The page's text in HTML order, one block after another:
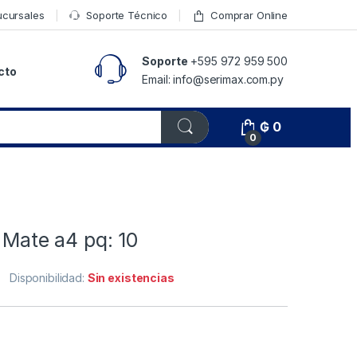
Soporte Técnico Comprar Online
Soporte +595 972 959 500
Email: info@serimax.com.py
0
₲ 0
a4 pq: 10
Disponibilidad: Sin existencias